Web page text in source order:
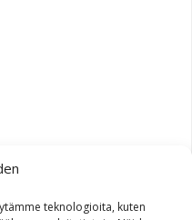
teknologioita, kuten